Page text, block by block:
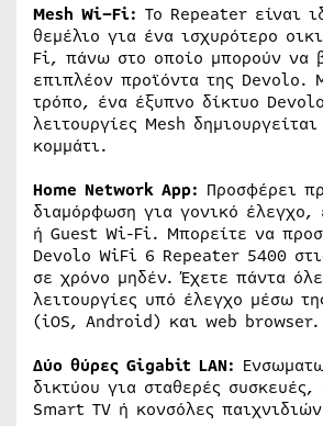
Mesh Wi–Fi: Το Repeater είναι
θεμέλιο για ένα ισχυρότερο
Fi, πάνω στο οποίο μπορούν να
επιπλέον προϊόντα της Devolo.
τρόπο, ένα έξυπνο δίκτυο
λειτουργίες Mesh
κομμάτι.
Home Network App: Προσφέρει
διαμόρφωση για γονικό έλεγχο,
ή Guest Wi-Fi. Μπορείτε να
Devolo WiFi 6 Repeater 5400
σε χρόνο μηδέν. Έχετε πάντα
λειτουργίες υπό έλεγχο μέσω
(iOS, Android) και web browser.
Δύο θύρες Gigabit LAN:
δικτύου για σταθερές
Smart TV ή κονσόλες